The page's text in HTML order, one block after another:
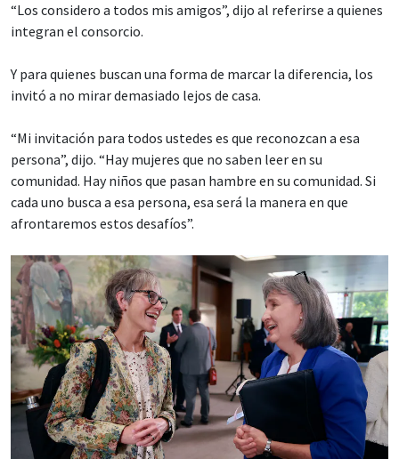
“Los considero a todos mis amigos”, dijo al referirse a quienes
integran el consorcio.
Y para quienes buscan una forma de marcar la diferencia, los
invitó a no mirar demasiado lejos de casa.
“Mi invitación para todos ustedes es que reconozcan a esa
persona”, dijo. “Hay mujeres que no saben leer en su
comunidad. Hay niños que pasan hambre en su comunidad. Si
cada uno busca a esa persona, esa será la manera en que
afrontaremos estos desafíos”.